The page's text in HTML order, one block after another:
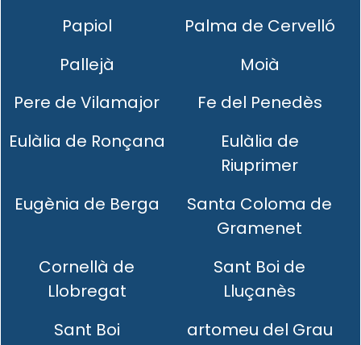
Papiol
Palma de Cervelló
Pallejà
Moià
Pere de Vilamajor
Fe del Penedès
Eulàlia de Ronçana
Eulàlia de
Riuprimer
Eugènia de Berga
Santa Coloma de
Gramenet
Cornellà de
Llobregat
Sant Boi de
Lluçanès
Sant Boi
artomeu del Grau